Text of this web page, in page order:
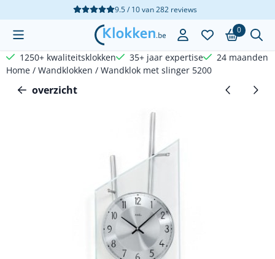
Cookievoorkeuren zijn beschikbaar. Kies instellingen of sta
9.5 / 10van282reviews
0
1250+ kwaliteitsklokken 35+ jaar expertise
24 maanden
Home / Wandklokken / Wandklok met slinger 5200
overzicht